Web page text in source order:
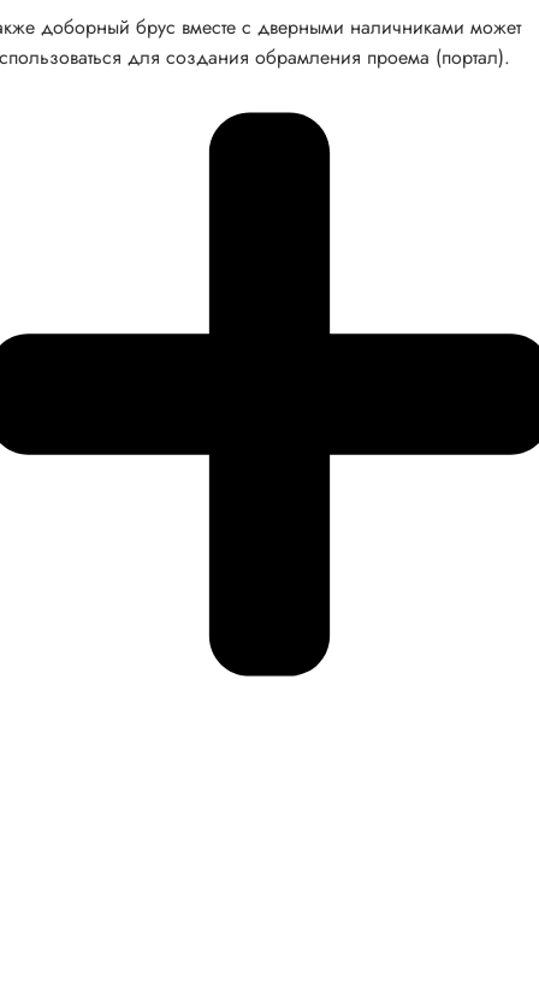
доборный брус вместе с дверными наличниками может
для создания обрамления проема (портал).